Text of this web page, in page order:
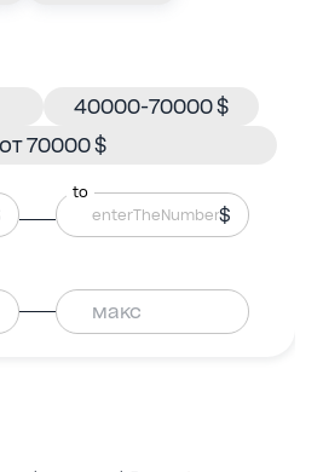
40000-70000 $
от 70000 $
to
$